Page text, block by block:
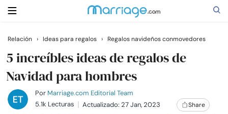
Buscar
Casarse
Relación › Ideas para regalos › Regalos navideños conmovedores
5 increíbles ideas de regalos de
Navidad para hombres
Por Marriage.com Editorial Team
5.1k Lecturas
Actualizado: 27 Jan, 2023 Share